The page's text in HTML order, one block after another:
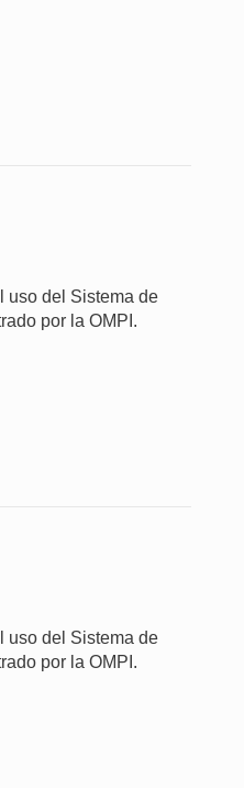
uso del Sistema de
por la OMPI.
uso del Sistema de
por la OMPI.